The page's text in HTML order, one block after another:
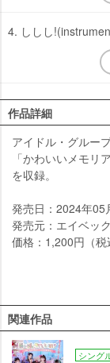
4. ししし
作品詳細
アイドル・グルー
「かわいいメモリ
を収録。
発売日：2024年05
発売元：エイベッ
価格：1,200円（税
関連作品
シング